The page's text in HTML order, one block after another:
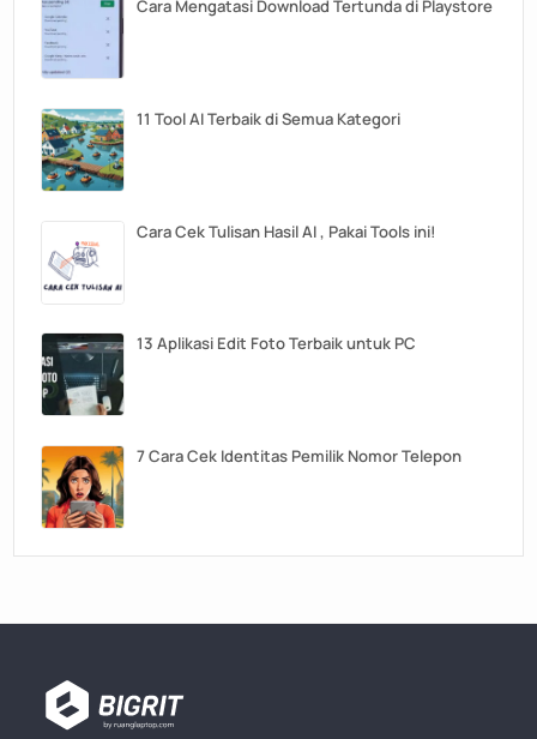
Cara Mengatasi Download Tertunda di Playstore
11 Tool AI Terbaik di Semua Kategori
Cara Cek Tulisan Hasil AI , Pakai Tools ini!
13 Aplikasi Edit Foto Terbaik untuk PC
7 Cara Cek Identitas Pemilik Nomor Telepon